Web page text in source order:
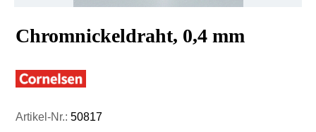
Chromnickeldraht, 0,4 mm
Artikel-Nr.: 50817